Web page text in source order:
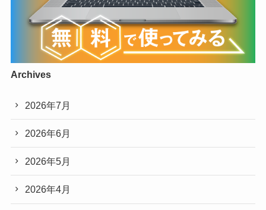
Archives
2026年7月
2026年6月
2026年5月
2026年4月